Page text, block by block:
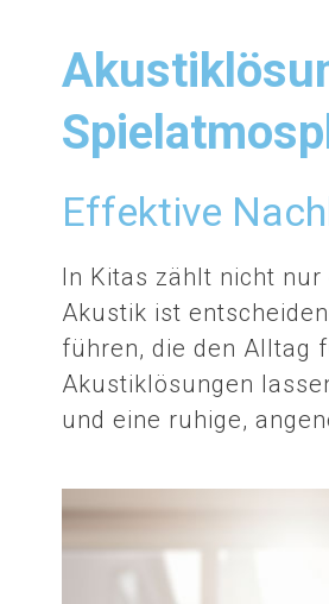
Effektive
In Kitas zählt nicht
Akustik ist
führen, die den Alltag
Akustiklösungen
und eine ruhige,